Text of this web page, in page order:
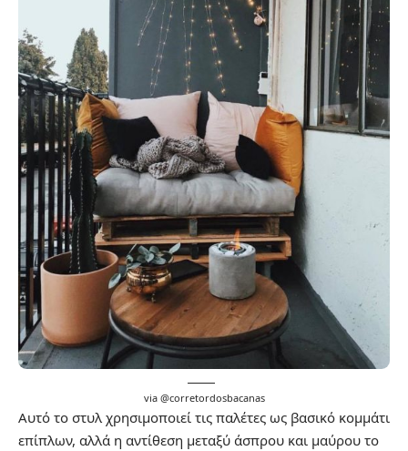
via @corretordosbacanas
Αυτό το στυλ χρησιμοποιεί τις παλέτες ως βασικό κομμάτι
επίπλων, αλλά η αντίθεση μεταξύ άσπρου και μαύρου το